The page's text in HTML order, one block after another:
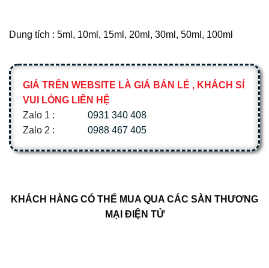
Dung tích : 5ml, 10ml, 15ml, 20ml, 30ml, 50ml, 100ml
GIÁ TRÊN WEBSITE LÀ GIÁ BÁN LẺ , KHÁCH SỈ
VUI LÒNG LIÊN HỆ
Zalo 1 :
0931 340 408
Zalo 2 :
0988 467 405
KHÁCH HÀNG CÓ THỂ MUA QUA CÁC SÀN THƯƠNG
MẠI ĐIỆN TỬ